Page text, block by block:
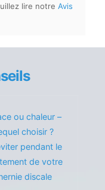
lire notre Avis
ou chaleur –
choisir ?
pendant le
de votre
discale